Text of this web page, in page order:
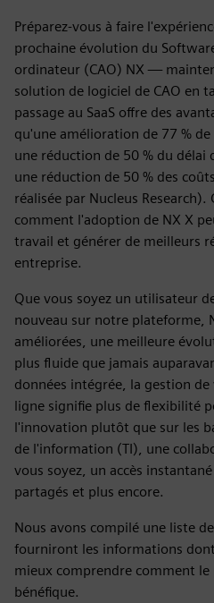
Préparez-vous à faire
prochaine évolution du
ordinateur (CAO) NX —
solution de logiciel de CAO en
passage au SaaS offre des
qu'une amélioration de 77 %
une réduction de 50 % du délai
une réduction de 50 % des
réalisée par Nucleus
comment l'adoption de NX X
travail et générer de meilleurs
entreprise.
Que vous soyez un utilisateur
nouveau sur notre plateforme,
améliorées, une meilleure
plus fluide que jamais
données intégrée, la gestion
ligne signifie plus de flexibilité
l'innovation plutôt que sur les
de l'information (TI), une
vous soyez, un accès
partagés et plus encore.
Nous avons compilé une liste
fourniront les informations
mieux comprendre comment le
bénéfique.